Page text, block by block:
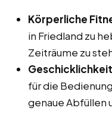
Körperliche
in Friedland zu
Zeiträume zu
für die
genaue Abfüllen